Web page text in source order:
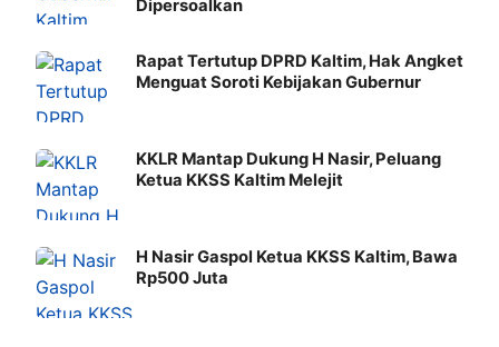
Dipersoalkan
Rapat Tertutup DPRD Kaltim, Hak Angket
Menguat Soroti Kebijakan Gubernur
KKLR Mantap Dukung H Nasir, Peluang
Ketua KKSS Kaltim Melejit
H Nasir Gaspol Ketua KKSS Kaltim, Bawa
Rp500 Juta